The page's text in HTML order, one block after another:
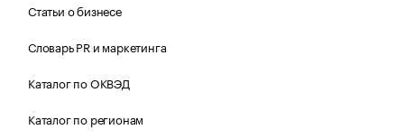
Статьи о бизнесе
Словарь PR и маркетинга
Каталог по ОКВЭД
Каталог по регионам